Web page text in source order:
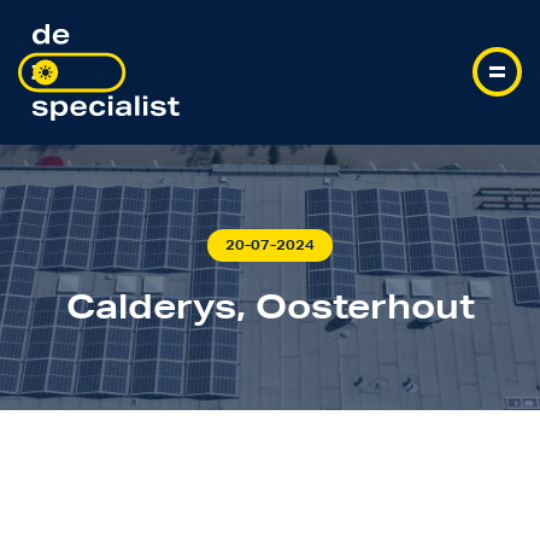
20-07-2024
Calderys, Oosterhout